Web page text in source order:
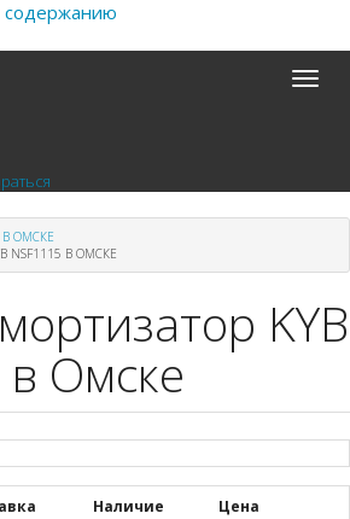
содержанию
Toggle
ОМСКЕ
NSF1115 В ОМСКЕ
KYB
в Омске
Наличие Цена